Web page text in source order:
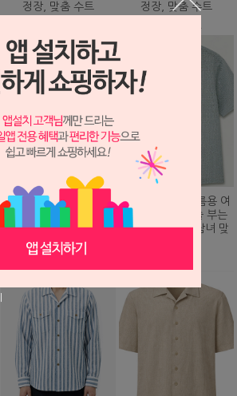
정장, 맞춤 수트
정장, 맞춤 수트
(DS260479) 여름용 여
름용 바람이 솔솔 부는
망사직조 셔츠, 남녀 맞
춤 남방
(DS260473) 여름용 여
름용 바람이 솔솔 부는
망사직조 셔츠, 남녀 맞